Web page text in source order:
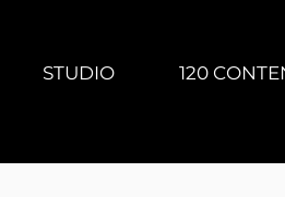
STUDIO 120